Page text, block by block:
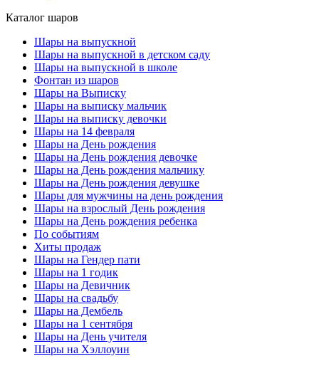
Каталог шаров
Шары на выпускной
Шары на выпускной в детском саду
Шары на выпускной в школе
Фонтан из шаров
Шары на Выписку
Шары на выписку мальчик
Шары на выписку девочки
Шары на 14 февраля
Шары на День рождения
Шары на День рождения девочке
Шары на День рождения мальчику
Шары на День рождения девушке
Шары для мужчины на день рождения
Шары на взрослый День рождения
Шары на День рождения ребенка
По событиям
Хиты продаж
Шары на Гендер пати
Шары на 1 годик
Шары на Девичник
Шары на свадьбу
Шары на Дембель
Шары на 1 сентября
Шары на День учителя
Шары на Хэллоуин